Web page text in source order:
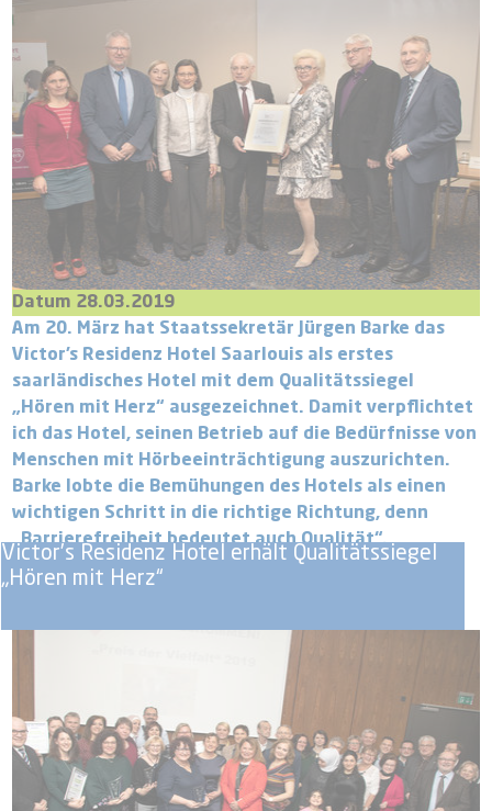
Victor’s Residenz Hotel erhält Qualitätssiegel
„Hören mit Herz“
Datum 28.03.2019
Am 20. März hat Staatssekretär Jürgen Barke das
Victor’s Residenz Hotel Saarlouis als erstes
saarländisches Hotel mit dem Qualitätssiegel
„Hören mit Herz“ ausgezeichnet. Damit verpflichtet
ich das Hotel, seinen Betrieb auf die Bedürfnisse von
Menschen mit Hörbeeinträchtigung auszurichten.
Barke lobte die Bemühungen des Hotels als einen
wichtigen Schritt in die richtige Richtung, denn
„Barrierefreiheit bedeutet auch Qualität“.